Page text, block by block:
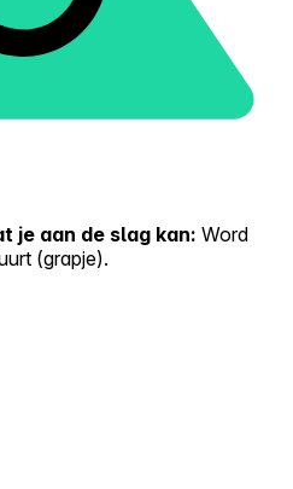
je aan de slag kan: Word
(grapje).